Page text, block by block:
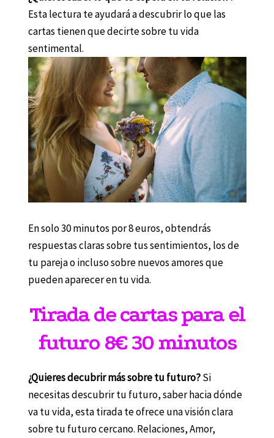
Esta lectura te ayudará a descubrir lo que las
cartas tienen que decirte sobre tu vida
sentimental.
En solo 30 minutos por 8 euros, obtendrás
respuestas claras sobre tus sentimientos, los de
tu pareja o incluso sobre nuevos amores que
pueden aparecer en tu vida.
Tirada de cartas para el
futuro 8€ 30 minutos
¿Quieres decubrir más sobre tu futuro?Si
necesitas descubrir tu futuro, saber hacia dónde
va tu vida, esta tirada te ofrece una visión clara
sobre tu futuro cercano. Relaciones, Amor,